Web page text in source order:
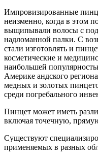
Импровизированные
неизменно, когда в этом
выщипывали волосы с
надломанной палки. С
стали изготовлять и
косметические и
наибольшей
Америке андского
медных и золотых
среди погребального
Пинцет может иметь
включая точечную,
Существуют
применяемых в разных